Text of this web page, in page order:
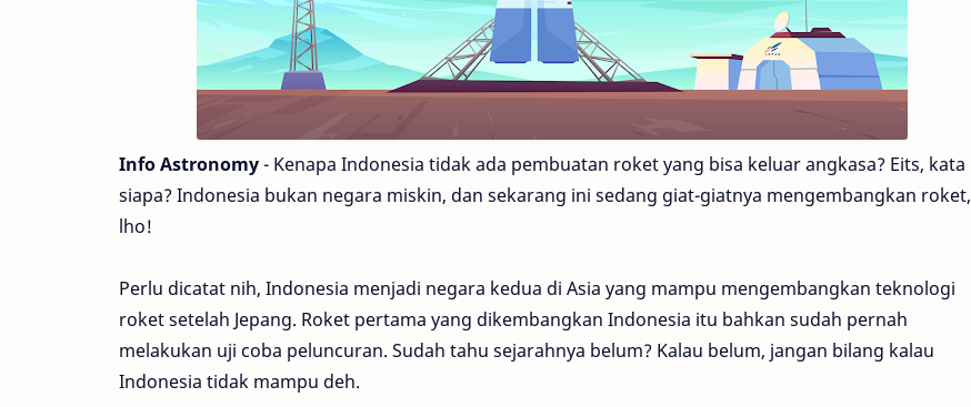
Info Astronomy- Kenapa Indonesia tidak ada pembuatan roket yang bisa keluar angkasa? Eits, kata
siapa? Indonesia bukan negara miskin, dan sekarang ini sedang giat-giatnya mengembangkan roket,
lho!
Perlu dicatat nih, Indonesia menjadi negara kedua di Asia yang mampu mengembangkan teknologi
roket setelah Jepang. Roket pertama yang dikembangkan Indonesia itu bahkan sudah pernah
melakukan uji coba peluncuran. Sudah tahu sejarahnya belum? Kalau belum, jangan bilang kalau
Indonesia tidak mampu deh.